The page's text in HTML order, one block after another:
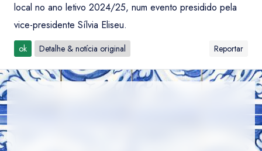
local no ano letivo 2024/25, num evento presidido pela
vice-presidente Sílvia Eliseu.
ok Detalhe & notícia original Reportar